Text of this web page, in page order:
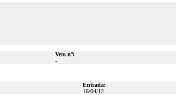
Veto nº:
-
Entrada:
16/04/12